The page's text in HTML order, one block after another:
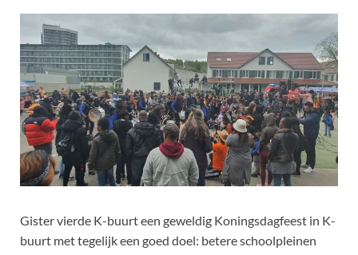
Gister vierde K-buurt een geweldig Koningsdagfeest in K-
buurt met tegelijk een goed doel: betere schoolpleinen